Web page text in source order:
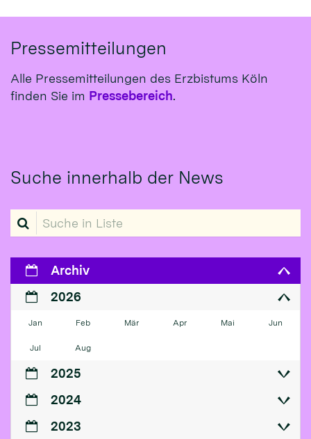
Pressemitteilungen
Alle Pressemitteilungen des Erzbistums Köln
finden Sie im Pressebereich.
Suche innerhalb der News
Suche in Liste
Archiv
2026
Jan Feb Mär Apr Mai Jun
Jul Aug
2025
2024
2023